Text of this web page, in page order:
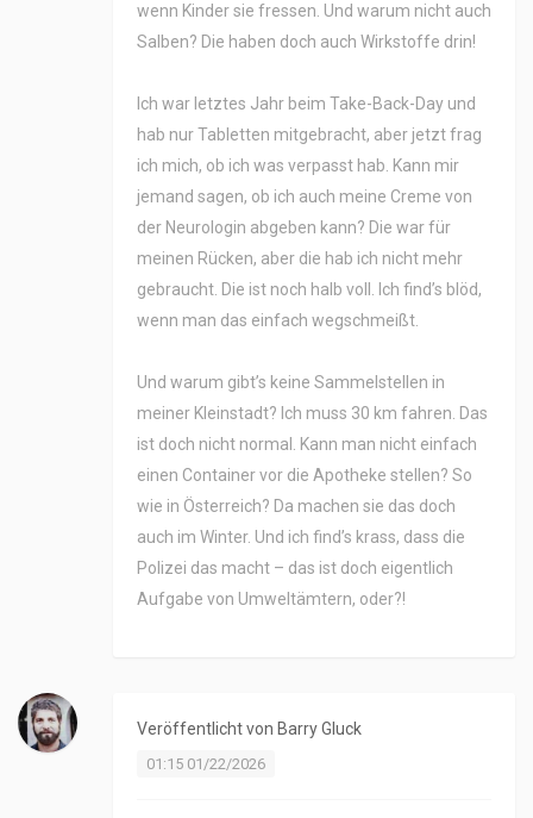
wenn Kinder sie fressen. Und warum nicht auch
Salben? Die haben doch auch Wirkstoffe drin!
Ich war letztes Jahr beim Take-Back-Day und
hab nur Tabletten mitgebracht, aber jetzt frag
ich mich, ob ich was verpasst hab. Kann mir
jemand sagen, ob ich auch meine Creme von
der Neurologin abgeben kann? Die war für
meinen Rücken, aber die hab ich nicht mehr
gebraucht. Die ist noch halb voll. Ich find’s blöd,
wenn man das einfach wegschmeißt.
Und warum gibt’s keine Sammelstellen in
meiner Kleinstadt? Ich muss 30 km fahren. Das
ist doch nicht normal. Kann man nicht einfach
einen Container vor die Apotheke stellen? So
wie in Österreich? Da machen sie das doch
auch im Winter. Und ich find’s krass, dass die
Polizei das macht – das ist doch eigentlich
Aufgabe von Umweltämtern, oder?!
Veröffentlicht von Barry Gluck
01:15 01/22/2026